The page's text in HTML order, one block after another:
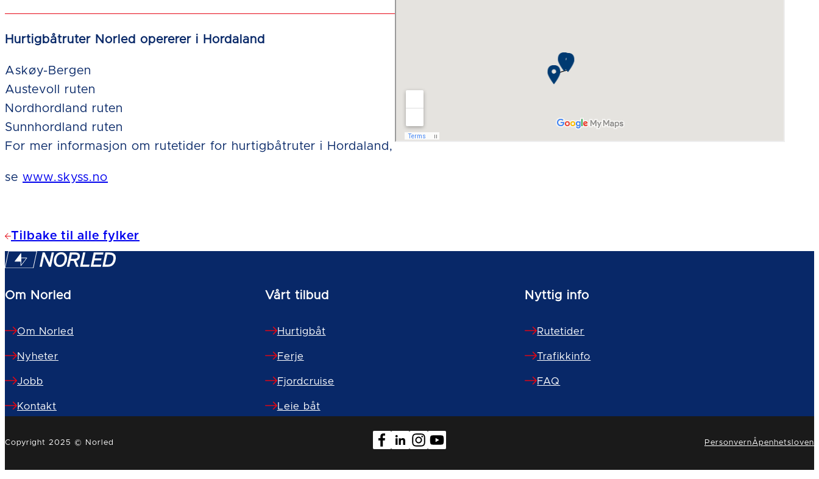
Hurtigbåtruter Norled opererer i Hordaland
Askøy-Bergen
Austevoll ruten
Nordhordland ruten
Sunnhordland ruten
For mer informasjon om rutetider for hurtigbåtruter i Hordaland,
se www.skyss.no
Tilbake til alle fylker
Om Norled
Om Norled
Nyheter
Jobb
Kontakt
Vårt tilbud
Hurtigbåt
Ferje
Fjordcruise
Leie båt
Nyttig info
Rutetider
Trafikkinfo
FAQ
Copyright 2025 © Norled PersonvernÅpenhetsloven